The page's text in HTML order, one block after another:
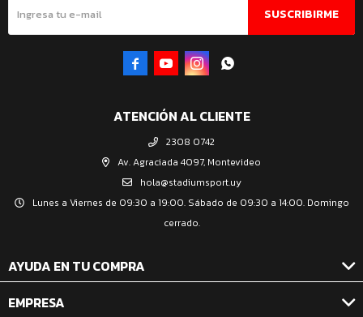
ATENCIÓN AL CLIENTE
2308 0742
Av. Agraciada 4097, Montevideo
hola@stadiumsport.uy
Lunes a Viernes de 09:30 a 19:00. Sábado de 09:30 a 14:00. Domingo
cerrado.
AYUDA EN TU COMPRA
EMPRESA
SUSCRIBIRME
   